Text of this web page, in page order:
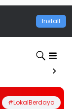
Install
#LokalBerdaya